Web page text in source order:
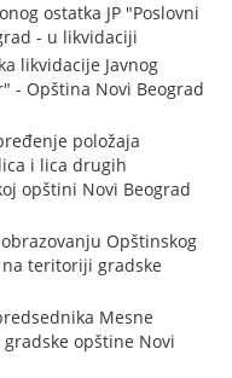
ostatka JP "Poslovni
- u likvidaciji
likvidacije Javnog
- Opština Novi Beograd
položaja
i lica drugih
opštini Novi Beograd
Opštinskog
teritoriji gradske
Mesne
opštine Novi